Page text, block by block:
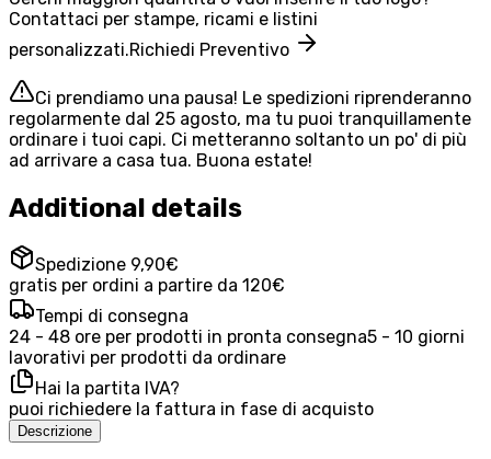
Contattaci per stampe, ricami e listini
personalizzati.Richiedi Preventivo
Ci prendiamo una pausa! Le spedizioni riprenderanno
regolarmente dal 25 agosto, ma tu puoi tranquillamente
ordinare i tuoi capi. Ci metteranno soltanto un po' di più
ad arrivare a casa tua. Buona estate!
Additional details
Spedizione 9,90€
gratis per ordini a partire da 120€
Tempi di consegna
24 - 48 ore per prodotti in pronta consegna5 - 10 giorni
lavorativi per prodotti da ordinare
Hai la partita IVA?
puoi richiedere la fattura in fase di acquisto
Descrizione